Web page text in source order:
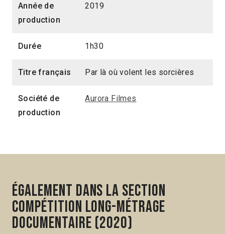
Année de
production
2019
Durée 1h30
Titre français Par là où volent les sorcières
Société de
production
Aurora Filmes
Également dans la section
Compétition Long-métrage
documentaire (2020)